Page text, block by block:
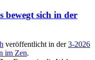
bewegt sich in der
veröffentlicht in der3-2026
im Zen.